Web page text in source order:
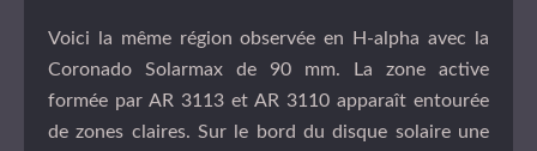
Voici la même région observée en H-alpha avec la
Coronado Solarmax de 90 mm. La zone active
formée par AR 3113 et AR 3110 apparaît entourée
de zones claires. Sur le bord du disque solaire une